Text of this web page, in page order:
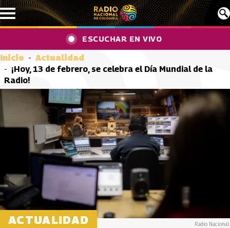
Pasar al contenido principal
ESCUCHAR EN VIVO
Inicio
Actualidad
¡Hoy, 13 de febrero, se celebra el Día Mundial de la
Radio!
ACTUALIDAD Radio Nacional.